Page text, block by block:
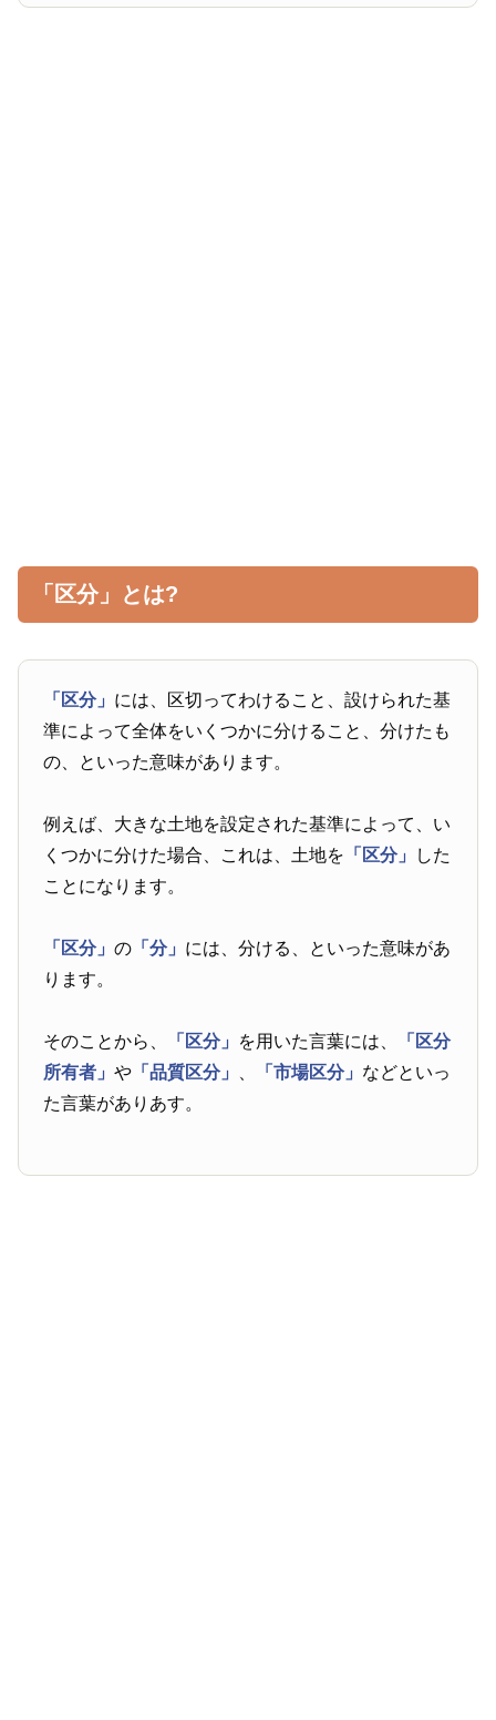
「区分」とは?
「区分」 には、区切ってわけること、設けられた基
準によって全体をいくつかに分けること、分けたも
の、といった意味があります。
例えば、大きな土地を設定された基準によって、い
くつかに分けた場合、これは、土地を 「区分」
した
ことになります。
「区分」の 「分」 には、分ける、といった意味があ
ります。
そのことから、 「区分」 を用いた言葉には、
「区分
所有者」や 「品質区分」 「市場区分」 などといっ
た言葉がありあす。